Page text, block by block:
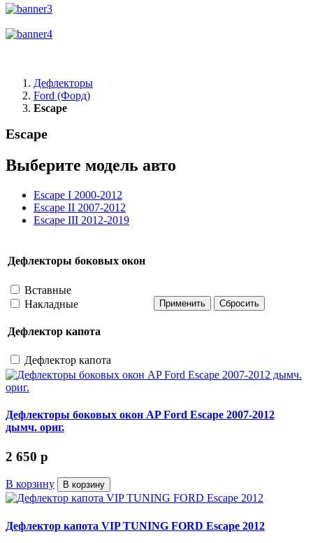
Дефлекторы
Ford (Форд)
Escape
Escape
Выберите модель авто
Escape I 2000-2012
Escape II 2007-2012
Escape III 2012-2019
Дефлекторы боковых окон
Вставные
Накладные
Дефлектор капота
Дефлектор капота
Дефлекторы боковых окон AP Ford Escape 2007-2012
дымч. ориг.
2 650 p
В корзину В корзину
Дефлектор капота VIP TUNING FORD Escape 2012